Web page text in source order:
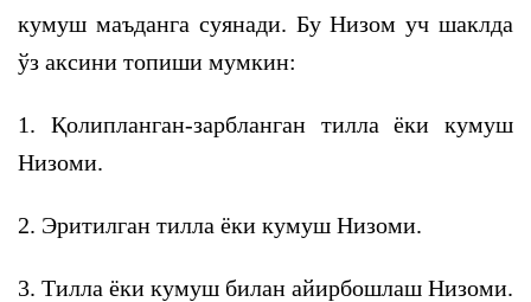
кумуш маъданга суянади. Бу Низом уч шаклда
ўз аксини топиши мумкин:
1. Қолипланган-зарбланган тилла ёки кумуш
Низоми.
2. Эритилган тилла ёки кумуш Низоми.
3. Тилла ёки кумуш билан айирбошлаш Низоми.